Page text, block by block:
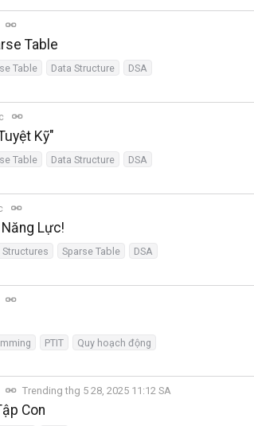
Table
Table Data Structure DSA
Kỹ"
Table Data Structure DSA
Lực!
Structures Sparse Table DSA
PTIT Quy hoạch động
Trending thg 5 28, 2025 11:12 SA
Con